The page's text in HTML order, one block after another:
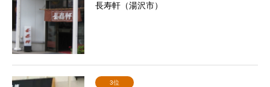
長寿軒（湯沢市）
3位